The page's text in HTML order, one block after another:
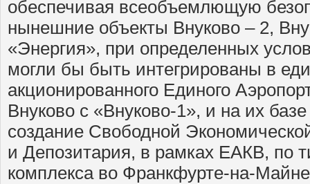
обеспечивая всеобъемлющую
нынешние объекты Внуково – 2,
«Энергия», при определенных
могли бы быть интегрированы в
акционированного Единого
Внуково с «Внуково-1», и на их
создание Свободной
и Депозитария, в рамках ЕАКВ, по
комплекса во Франкфурте-на-